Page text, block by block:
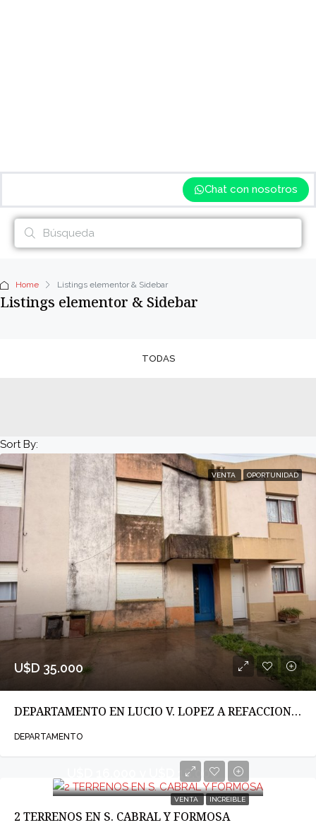
Chat con nosotros
Home Listings elementor & Sidebar
Listings elementor & Sidebar
TODAS
Sort By:
VENTA OPORTUNIDAD
U$D 35.000
DEPARTAMENTO EN LUCIO V. LOPEZ A REFACCIONAR
DEPARTAMENTO
VENTA INCREIBLE
U$D 16.000 y U$D 18.000
2 TERRENOS EN S. CABRAL Y FORMOSA